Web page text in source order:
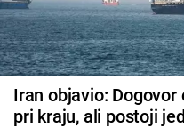
Iran objavio:
pri kraju, ali postoji